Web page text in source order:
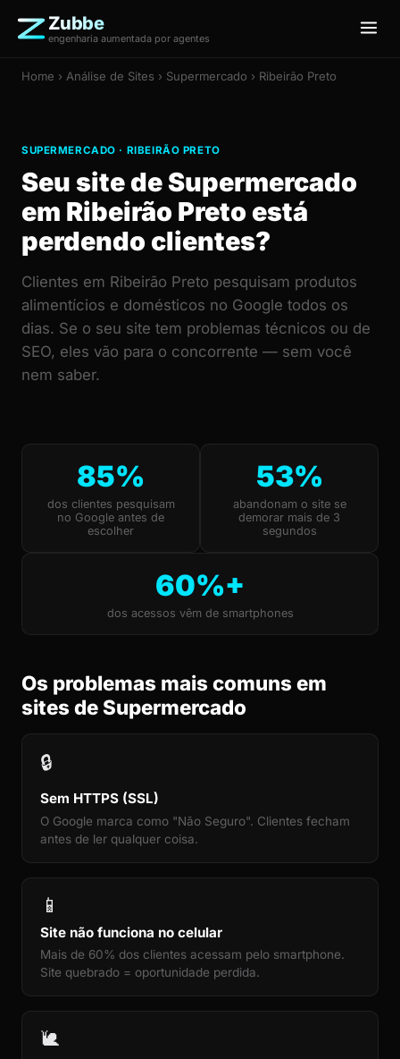
Zubbe
engenharia aumentada por agentes
Home › Análise de Sites › Supermercado › Ribeirão Preto
SUPERMERCADO · RIBEIRÃO PRETO
Seu site de Supermercado
em Ribeirão Preto está
perdendo clientes?
Clientes em Ribeirão Preto pesquisam produtos
alimentícios e domésticos no Google todos os
dias. Se o seu site tem problemas técnicos ou de
SEO, eles vão para o concorrente — sem você
nem saber.
85%
dos clientes pesquisam
no Google antes de
escolher
53%
abandonam o site se
demorar mais de 3
segundos
60%+
dos acessos vêm de smartphones
Os problemas mais comuns em
sites de Supermercado
🔒
Sem HTTPS (SSL)
O Google marca como "Não Seguro". Clientes fecham
antes de ler qualquer coisa.
📱
Site não funciona no celular
Mais de 60% dos clientes acessam pelo smartphone.
Site quebrado = oportunidade perdida.
🐌